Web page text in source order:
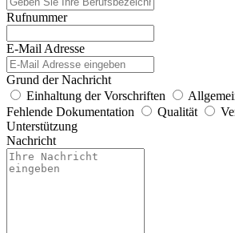
Rufnummer
E-Mail Adresse
Grund der Nachricht
Einhaltung der Vorschriften
Fehlende Dokumentation
Qualität
Unterstützung
Nachricht